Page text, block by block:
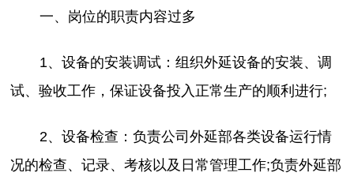
一、岗位的职责内容过多
1、设备的安装调试：组织外延设备的安装、调
试、验收工作，保证设备投入正常生产的顺利进行;
2、设备检查：负责公司外延部各类设备运行情
况的检查、记录、考核以及日常管理工作;负责外延部